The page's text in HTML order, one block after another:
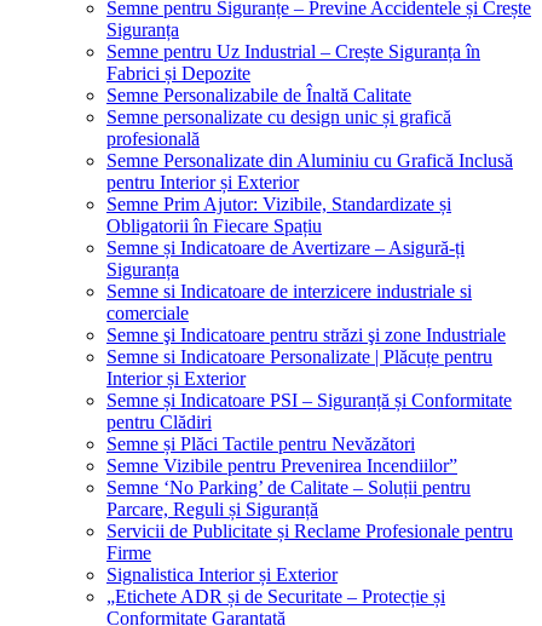
Semne pentru Siguranțe – Previne Accidentele și Crește
Siguranța
Semne pentru Uz Industrial – Crește Siguranța în
Fabrici și Depozite
Semne Personalizabile de Înaltă Calitate
Semne personalizate cu design unic și grafică
profesională
Semne Personalizate din Aluminiu cu Grafică Inclusă
pentru Interior și Exterior
Semne Prim Ajutor: Vizibile, Standardizate și
Obligatorii în Fiecare Spațiu
Semne și Indicatoare de Avertizare – Asigură-ți
Siguranța
Semne si Indicatoare de interzicere industriale si
comerciale
Semne şi Indicatoare pentru străzi şi zone Industriale
Semne si Indicatoare Personalizate | Plăcuțe pentru
Interior și Exterior
Semne și Indicatoare PSI – Siguranță și Conformitate
pentru Clădiri
Semne și Plăci Tactile pentru Nevăzători
Semne Vizibile pentru Prevenirea Incendiilor”
Semne ‘No Parking’ de Calitate – Soluții pentru
Parcare, Reguli și Siguranță
Servicii de Publicitate și Reclame Profesionale pentru
Firme
Signalistica Interior și Exterior
„Etichete ADR și de Securitate – Protecție și
Conformitate Garantată